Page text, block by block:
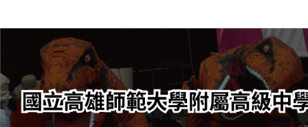
轉
要
內
容